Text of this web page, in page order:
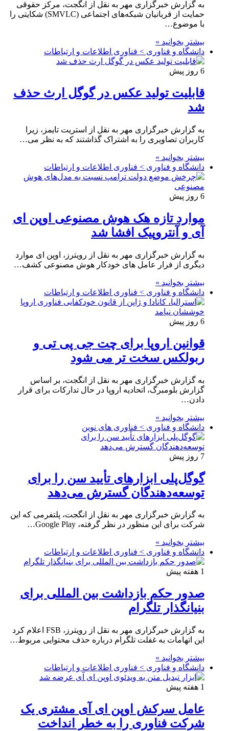
به گزارش خبرگزاری مهر به نقل از انگجت، مرکز حقوقی
حمایت از قربانیان شبکه‌های اجتماعی (SMVLC) شکایتی را
با موضوع…
بیشتر بخوانید »
دانشگاه و فناوری > فناوری اطلاعات و ارتباطات
6 روز پیش
قابلیت تولید عکس در گوگل ارث حذف
شد
به گزارش خبرگزاری مهر به نقل از استریت تایمز، زیرا
کاربران تصاویری را به اشتراک گذاشتند که به نظر می…
بیشتر بخوانید »
دانشگاه و فناوری > فناوری اطلاعات و ارتباطات
6 روز پیش
موارد تازه هک هوش مصنوعی اوپن ای
آی و آنتروپیک افشا شد
به گزارش خبرگزاری مهر به نقل از رویترز، اوپن ای موارد
دیگری از فرار عامل های خودکار هوش مصنوعی کشف…
بیشتر بخوانید »
دانشگاه و فناوری > فناوری اطلاعات و ارتباطات
6 روز پیش
قوانین اروپا برای چت جی پی تی و
ربولکس سخت تر می شود
به گزارش خبرگزاری مهر به نقل از انگجت، بر اساس
گزارش بلومبرگ، اتحادیه اروپا در حال تدارکات برای قرار
دادن…
بیشتر بخوانید »
دانشگاه و فناوری > فناوری های نوین
7 روز پیش
گوگل‌پلی ابزارهای تأیید سن را برای
توسعه‌دهندگان گسترش می‌دهد
به گزارش خبرگزاری مهر به نقل از انگجت، پلتفرمی که این
شرکت برای این منظور در نظر گرفته، Google Play…
بیشتر بخوانید »
دانشگاه و فناوری > فناوری اطلاعات و ارتباطات
1 هفته پیش
صدور حکم بازداشت بین المللی برای
بنیانگذار تلگرام
به گزارش خبرگزاری مهر به نقل از رویترز، FSB اعلام کرد
این اتهامات به غفلت تلگرام درباره حذف محتوایی مربوط…
بیشتر بخوانید »
دانشگاه و فناوری > فناوری اطلاعات و ارتباطات
1 هفته پیش
عامل سرکش اوپن ای آی مشتری یک
شرکت فناوری را به خطر انداخت